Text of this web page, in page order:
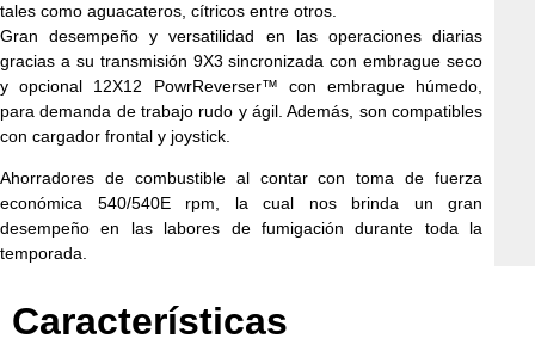
tales como aguacateros, cítricos entre otros.
Gran desempeño y versatilidad en las operaciones diarias
gracias a su transmisión 9X3 sincronizada con embrague seco
y opcional 12X12 PowrReverser™ con embrague húmedo,
para demanda de trabajo rudo y ágil. Además, son compatibles
con cargador frontal y joystick.
Ahorradores de combustible al contar con toma de fuerza
económica 540/540E rpm, la cual nos brinda un gran
desempeño en las labores de fumigación durante toda la
temporada.
Características